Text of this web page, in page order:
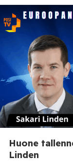
Huone
Linden